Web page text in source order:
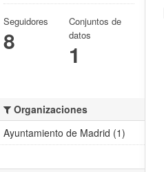
Seguidores
8
Conjuntos de
datos
1
Organizaciones
Ayuntamiento de Madrid (1)